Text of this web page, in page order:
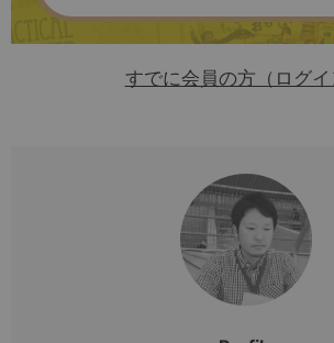
すでに会員の方（ログイ